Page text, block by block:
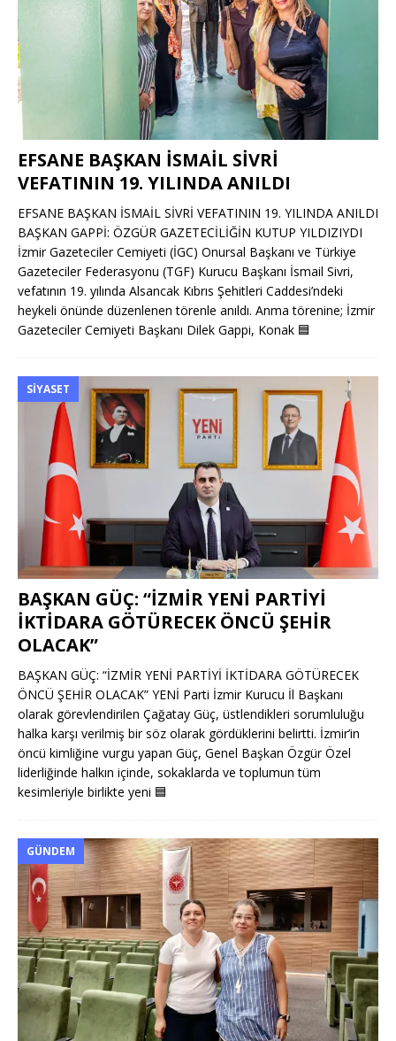
EFSANE BAŞKAN İSMAİL SİVRİ
VEFATININ 19. YILINDA ANILDI
EFSANE BAŞKAN İSMAİL SİVRİ VEFATININ 19. YILINDA ANILDI
BAŞKAN GAPPİ: ÖZGÜR GAZETECİLİĞİN KUTUP YILDIZIYDI
İzmir Gazeteciler Cemiyeti (İGC) Onursal Başkanı ve Türkiye
Gazeteciler Federasyonu (TGF) Kurucu Başkanı İsmail Sivri,
vefatının 19. yılında Alsancak Kıbrıs Şehitleri Caddesi’ndeki
heykeli önünde düzenlenen törenle anıldı. Anma törenine; İzmir
Gazeteciler Cemiyeti Başkanı Dilek Gappi, Konak 🟦
SIYASET
BAŞKAN GÜÇ: “İZMİR YENİ PARTİYİ
İKTİDARA GÖTÜRECEK ÖNCÜ ŞEHİR
OLACAK”
BAŞKAN GÜÇ: “İZMİR YENİ PARTİYİ İKTİDARA GÖTÜRECEK
ÖNCÜ ŞEHİR OLACAK” YENİ Parti İzmir Kurucu İl Başkanı
olarak görevlendirilen Çağatay Güç, üstlendikleri sorumluluğu
halka karşı verilmiş bir söz olarak gördüklerini belirtti. İzmir’in
öncü kimliğine vurgu yapan Güç, Genel Başkan Özgür Özel
liderliğinde halkın içinde, sokaklarda ve toplumun tüm
kesimleriyle birlikte yeni 🟦
GÜNDEM